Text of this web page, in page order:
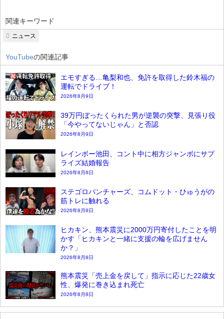
関連キーワード
ニュース
YouTubeの関連記事
エモすぎる…亀梨和也、免許を取得した鈴木福の
運転でドライブ！
2026年8月9日
39万円ぼったくられた男が逆襲の突撃、見張り役
「今やってないじゃん」と否認
2026年8月9日
レインボー池田、コント中に相方ジャンボにサプ
ライズ結婚報告
2026年8月8日
ステゴロパンチャーズ、コムドット・ひゅうがの
筋トレに触れる
2026年8月8日
ヒカキン、熊本震災に2000万円寄付したことを明
かす「ヒカキンと一緒に支援の輪を広げません
か？」
2026年8月8日
熊本震災「売上金を戻して」指示に応じた22歳女
性、爆発に巻き込まれ死亡
2026年8月8日